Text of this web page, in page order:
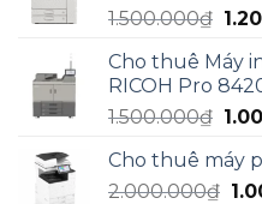
1.500.000₫ Giá
là:
Cho thuê Máy
RICOH Pro
1.500.000₫ Giá
là:
Cho thuê máy
2.000.000₫ Giá